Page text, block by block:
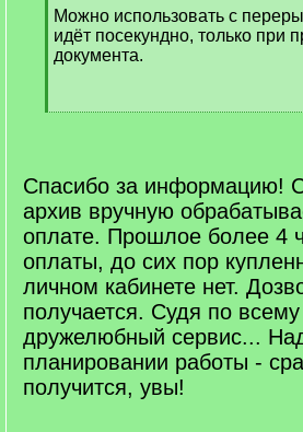
]
Можно использовать с
идёт посекундно, только при
документа.
[
Спасибо за информацию!
архив вручную
оплате. Прошлое более 4
оплаты, до сих пор
личном кабинете нет.
получается. Судя по
дружелюбный сервис...
планировании работы -
получится, увы!